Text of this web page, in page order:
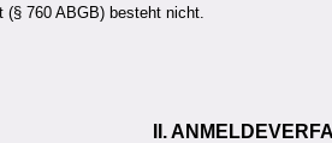
760 ABGB) besteht nicht.
II.